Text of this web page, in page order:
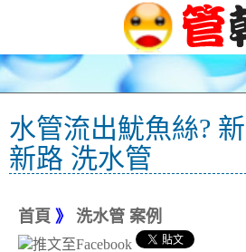
水管流出魷魚絲?
新路 洗水管
首頁 》 洗水管 案例